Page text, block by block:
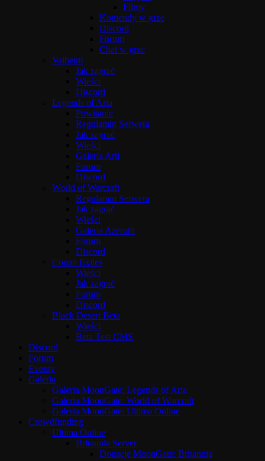
Filmy
Komendy w grze
Discord
Forum
Chat w grze
Valheim
Jak zagrać
Wieści
Discord
Legends of Aria
Powitanie
Regulamin Serwera
Jak zagrać
Wieści
Galeria Arii
Forum
Discord
World of Warcraft
Regulamin Serwera
Jak zagrać
Wieści
Galeria Azeroth
Forum
Discord
Conan Exiles
Wieści
Jak zagrać
Forum
Discord
Black Desert Beta
Wieści
Beta Test CMS
Discord
Forum
Eventy
Galeria
Galeria MoonGate: Legends of Aria
Galeria MoonGate: World of Warcraft
Galeria MoonGate: Ultima Online
Crowdfunding
Ultima Online
Britannia Server
Donacje MoonGate: Britannia